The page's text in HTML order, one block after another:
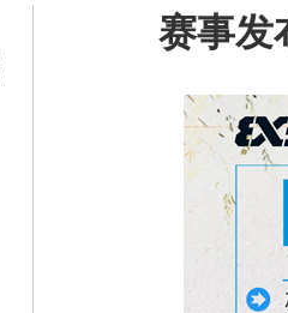
赛事发